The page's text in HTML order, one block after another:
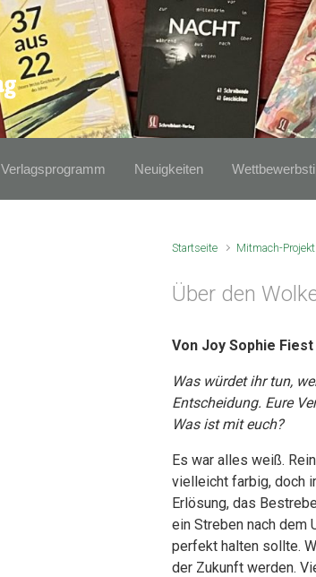
Verlagsprogramm Neuigkeiten
Startseite Mitmach-Projekt
Über den
Von Joy Sophie Fiest
Was würdet ihr tun,
Entscheidung. Eure
Was ist mit euch?
Es war alles weiß.
vielleicht farbig, doch
Erlösung, das
ein Streben nach dem
perfekt halten sollte.
der Zukunft werden.